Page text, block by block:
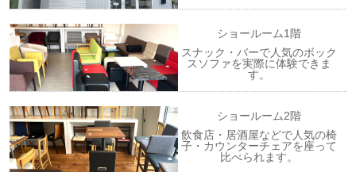
ショールーム1階
スナック・バーで人気のボック
スソファを実際に体験できま
す。
ショールーム2階
飲食店・居酒屋などで人気の椅
子・カウンターチェアを座って
比べられます。